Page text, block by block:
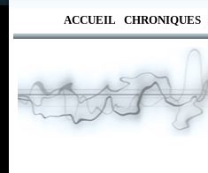
ACCUEIL CHRONIQUES